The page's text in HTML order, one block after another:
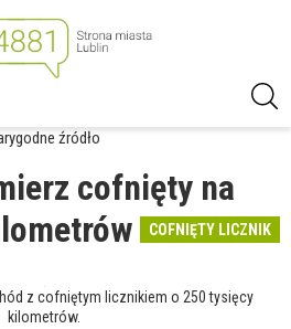
źródło
cofnięty na
COFNIĘTY LICZNIK
z cofniętym licznikiem o 250 tysięcy
kilometrów.